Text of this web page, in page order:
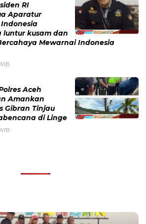
RI
Aparatur
Indonesia
luntur kusam dan
Mewarnai Indonesia
Aceh
Amankan
Gibran Tinjau
di Linge